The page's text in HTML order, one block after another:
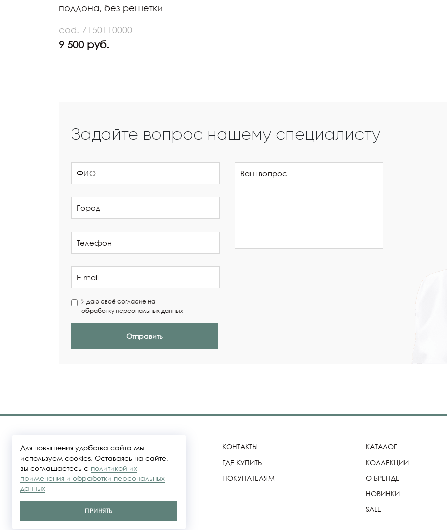
поддона, без решетки
cod. 7150110000
9 500 руб.
Задайте вопрос нашему специалисту
Я даю своё согласие на
обработку персональных данных
Отправить
Политика конфидециальности
являются публичной офертой
КОНТАКТЫ
ГДЕ КУПИТЬ
ПОКУПАТЕЛЯМ
КАТАЛОГ
КОЛЛЕКЦИИ
О БРЕНДЕ
НОВИНКИ
SALE
Для повышения удобства сайта мы
используем cookies. Оставаясь на сайте,
вы соглашаетесь с политикой их
применения и обработки персональных
данных
ПРИНЯТЬ